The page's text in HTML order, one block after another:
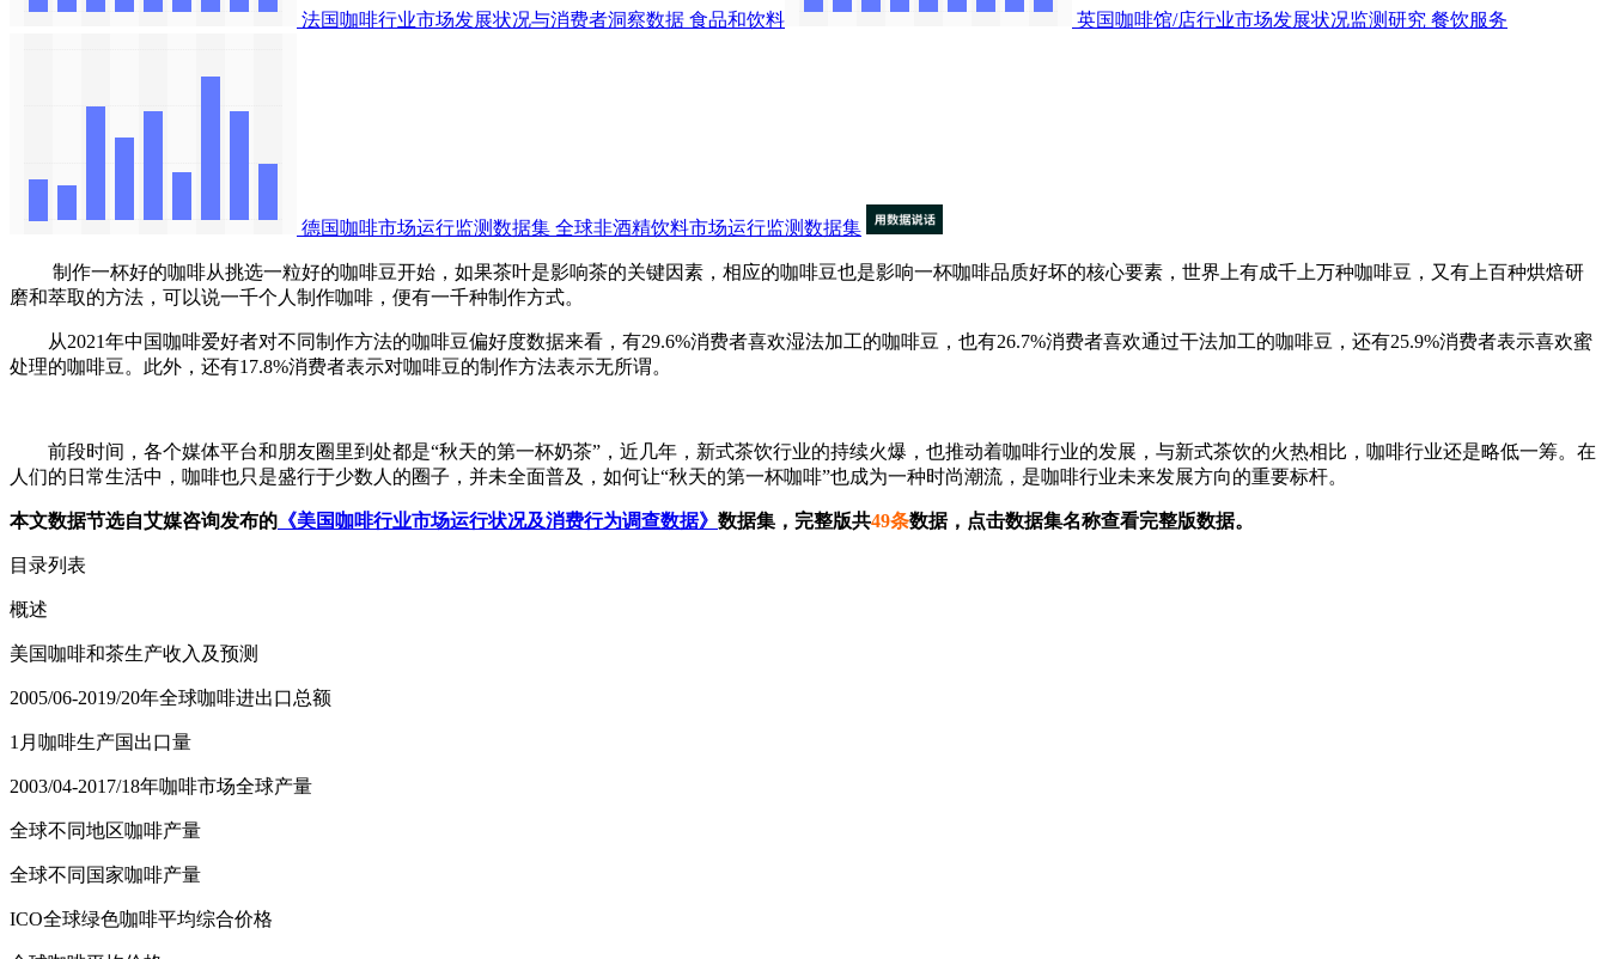
法国咖啡行业市场发展状况与消费者洞察数据 食品和饮料 英国咖啡馆/店行业市场发展状况监测研究 餐饮服务
德国咖啡市场运行监测数据集 全球非酒精饮料市场运行监测数据集
制作一杯好的咖啡从挑选一粒好的咖啡豆开始，如果茶叶是影响茶的关键因素，相应的咖啡豆也是影响一杯咖啡品质好坏的核心要素，世界上有成千上万种咖啡豆，又有上百种烘焙研
磨和萃取的方法，可以说一千个人制作咖啡，便有一千种制作方式。
从2021年中国咖啡爱好者对不同制作方法的咖啡豆偏好度数据来看，有29.6%消费者喜欢湿法加工的咖啡豆，也有26.7%消费者喜欢通过干法加工的咖啡豆，还有25.9%消费者表示喜欢蜜
处理的咖啡豆。此外，还有17.8%消费者表示对咖啡豆的制作方法表示无所谓。
前段时间，各个媒体平台和朋友圈里到处都是“秋天的第一杯奶茶”，近几年，新式茶饮行业的持续火爆，也推动着咖啡行业的发展，与新式茶饮的火热相比，咖啡行业还是略低一筹。在
人们的日常生活中，咖啡也只是盛行于少数人的圈子，并未全面普及，如何让“秋天的第一杯咖啡”也成为一种时尚潮流，是咖啡行业未来发展方向的重要标杆。
本文数据节选自艾媒咨询发布的 《美国咖啡行业市场运行状况及消费行为调查数据》 数据集，完整版共49条数据，点击数据集名称查看完整版数据。
目录列表
概述
美国咖啡和茶生产收入及预测
2005/06-2019/20年全球咖啡进出口总额
1月咖啡生产国出口量
2003/04-2017/18年咖啡市场全球产量
全球不同地区咖啡产量
全球不同国家咖啡产量
ICO全球绿色咖啡平均综合价格